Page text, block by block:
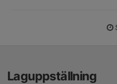
Laguppställning